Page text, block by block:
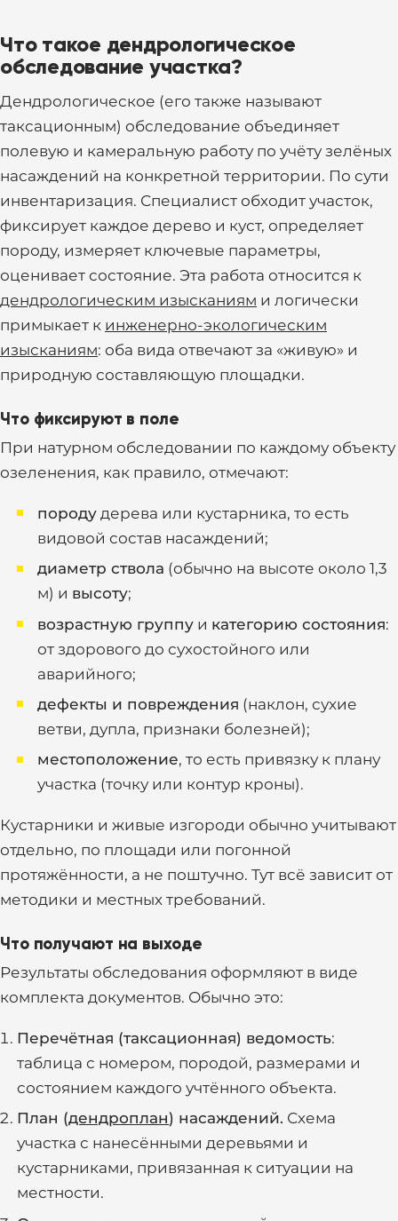
Что такое дендрологическое
обследование участка?
Дендрологическое (его также называют
таксационным) обследование объединяет
полевую и камеральную работу по учёту зелёных
насаждений на конкретной территории. По сути
инвентаризация. Специалист обходит участок,
фиксирует каждое дерево и куст, определяет
породу, измеряет ключевые параметры,
оценивает состояние. Эта работа относится к
дендрологическим изысканиям и логически
примыкает к инженерно-экологическим
изысканиям: оба вида отвечают за «живую» и
природную составляющую площадки.
Что фиксируют в поле
При натурном обследовании по каждому объекту
озеленения, как правило, отмечают:
породудерева или кустарника, то есть
видовой состав насаждений;
диаметр ствола (обычно на высоте около 1,3
м) и высоту;
возрастную группуи категорию состояния:
от здорового до сухостойного или
аварийного;
дефекты и повреждения (наклон, сухие
ветви, дупла, признаки болезней);
местоположение, то есть привязку к плану
участка (точку или контур кроны).
Кустарники и живые изгороди обычно учитывают
отдельно, по площади или погонной
протяжённости, а не поштучно. Тут всё зависит от
методики и местных требований.
Что получают на выходе
Результаты обследования оформляют в виде
комплекта документов. Обычно это:
Перечётная (таксационная) ведомость:
таблица с номером, породой, размерами и
состоянием каждого учтённого объекта.
План (дендроплан) насаждений. Схема
участка с нанесёнными деревьями и
кустарниками, привязанная к ситуации на
местности.